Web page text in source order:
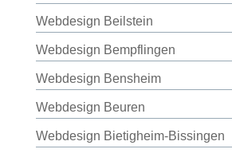
Webdesign Beilstein
Webdesign Bempflingen
Webdesign Bensheim
Webdesign Beuren
Webdesign Bietigheim-Bissingen